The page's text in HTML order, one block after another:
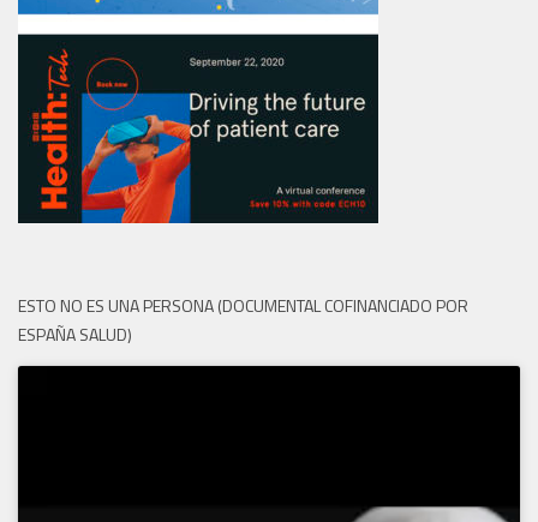
ESTO NO ES UNA PERSONA (DOCUMENTAL COFINANCIADO POR
ESPAÑA SALUD)